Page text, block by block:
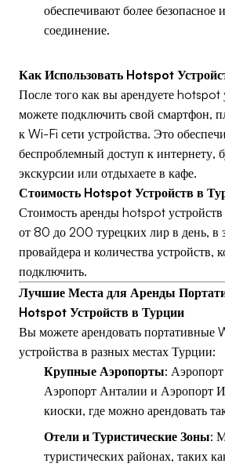
обеспечивают более безопасное
соединение.
Как Использовать Hotspot
После того как вы арендуете hotspot
можете подключить свой смартфон,
к Wi-Fi сети устройства. Это
беспроблемный доступ к интернету,
экскурсии или отдыхаете в кафе.
Стоимость Hotspot Устройств в
Стоимость аренды hotspot устройств
от 80 до 200 турецких лир в день, в
провайдера и количества устройств,
подключить.
Лучшие Места для Аренды
Hotspot Устройств в Турции
Вы можете арендовать
устройства в разных местах Турции:
Крупные Аэропорты:
Аэропорт Анталии и Аэропорт
киоски, где можно арендовать
Отели и Туристические Зоны:
туристических районах, таких